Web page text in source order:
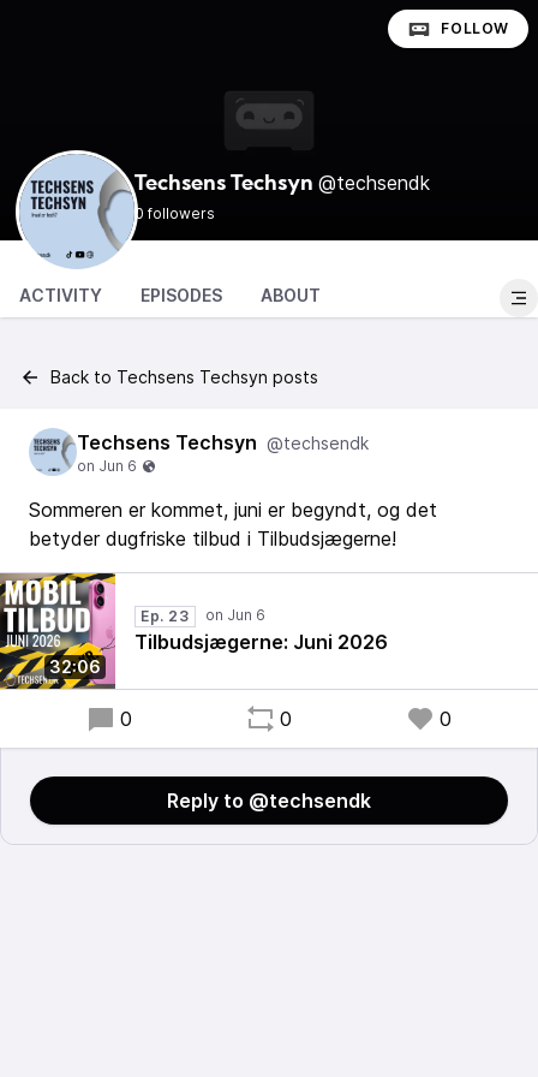
Techsens Techsyn @techsendk
0 followers
FOLLOW
ACTIVITY EPISODES ABOUT
Back to Techsens Techsyn posts
Techsens Techsyn @techsendk
Sommeren er kommet, juni er begyndt, og det
betyder dugfriske tilbud i Tilbudsjægerne!
32:06
Ep. 23
Tilbudsjægerne: Juni 2026
0 0 0
Reply to @techsendk